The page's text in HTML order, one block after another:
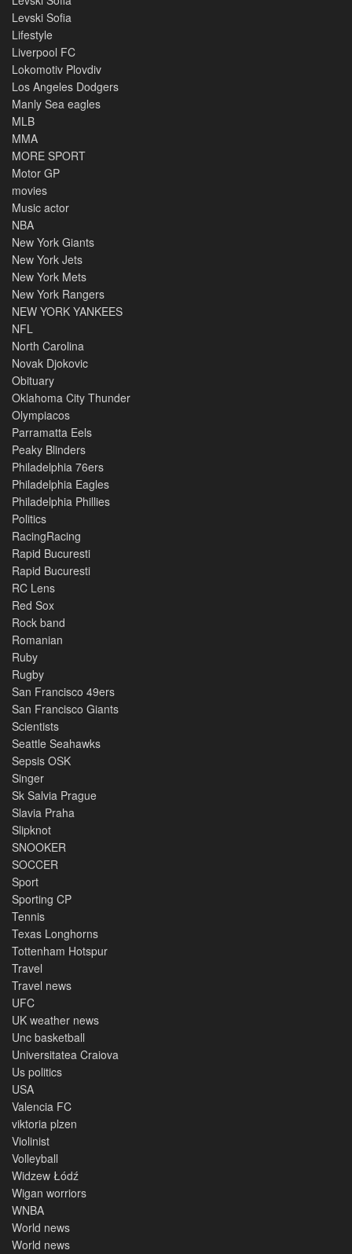
Levski Sofia
Lifestyle
Liverpool FC
Lokomotiv Plovdiv
Los Angeles Dodgers
Manly Sea eagles
MLB
MMA
MORE SPORT
Motor GP
movies
Music actor
NBA
New York Giants
New York Jets
New York Mets
New York Rangers
NEW YORK YANKEES
NFL
North Carolina
Novak Djokovic
Obituary
Oklahoma City Thunder
Olympiacos
Parramatta Eels
Peaky Blinders
Philadelphia 76ers
Philadelphia Eagles
Philadelphia Phillies
Politics
RacingRacing
Rapid Bucuresti
Rapid Bucuresti
RC Lens
Red Sox
Rock band
Romanian
Ruby
Rugby
San Francisco 49ers
San Francisco Giants
Scientists
Seattle Seahawks
Sepsis OSK
Singer
Sk Salvia Prague
Slavia Praha
Slipknot
SNOOKER
SOCCER
Sport
Sporting CP
Tennis
Texas Longhorns
Tottenham Hotspur
Travel
Travel news
UFC
UK weather news
Unc basketball
Universitatea Craiova
Us politics
USA
Valencia FC
viktoria plzen
Violinist
Volleyball
Widzew Łódź
Wigan worriors
WNBA
World news
World news